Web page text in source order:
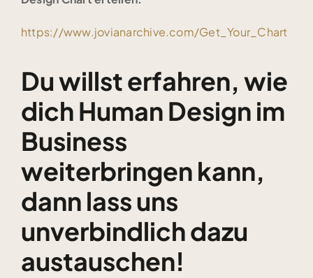
https://www.jovianarchive.com/Get_Your_Chart
Du willst erfahren, wie
dich Human Design im
Business
weiterbringen kann,
dann lass uns
unverbindlich dazu
austauschen!